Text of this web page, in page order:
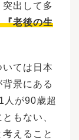
突出して多
『老後の生
いては日本
景にある
人が90歳超
もない、
考えること